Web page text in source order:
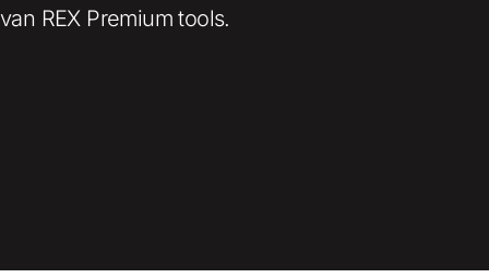
van REX Premium tools.